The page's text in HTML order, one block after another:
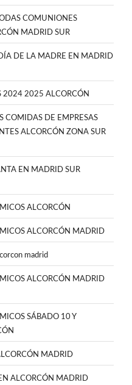
COMUNIONES
MADRID SUR
DE LA MADRE EN MADRID
2024 2025 ALCORCÓN
COMIDAS DE EMPRESAS
ALCORCÓN ZONA SUR
EN MADRID SUR
ALCORCÓN
ALCORCÓN MADRID
madrid
ALCORCÓN MADRID
SÁBADO 10 Y
MADRID
ALCORCÓN MADRID